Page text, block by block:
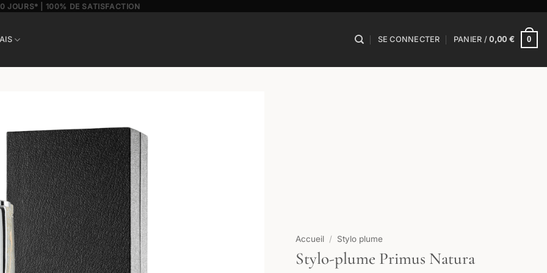
JOURS* | 100% DE SATISFACTION
SE CONNECTER PANIER /0,00 € 0
Accueil / Stylo plume
Stylo-plume Primus Natura